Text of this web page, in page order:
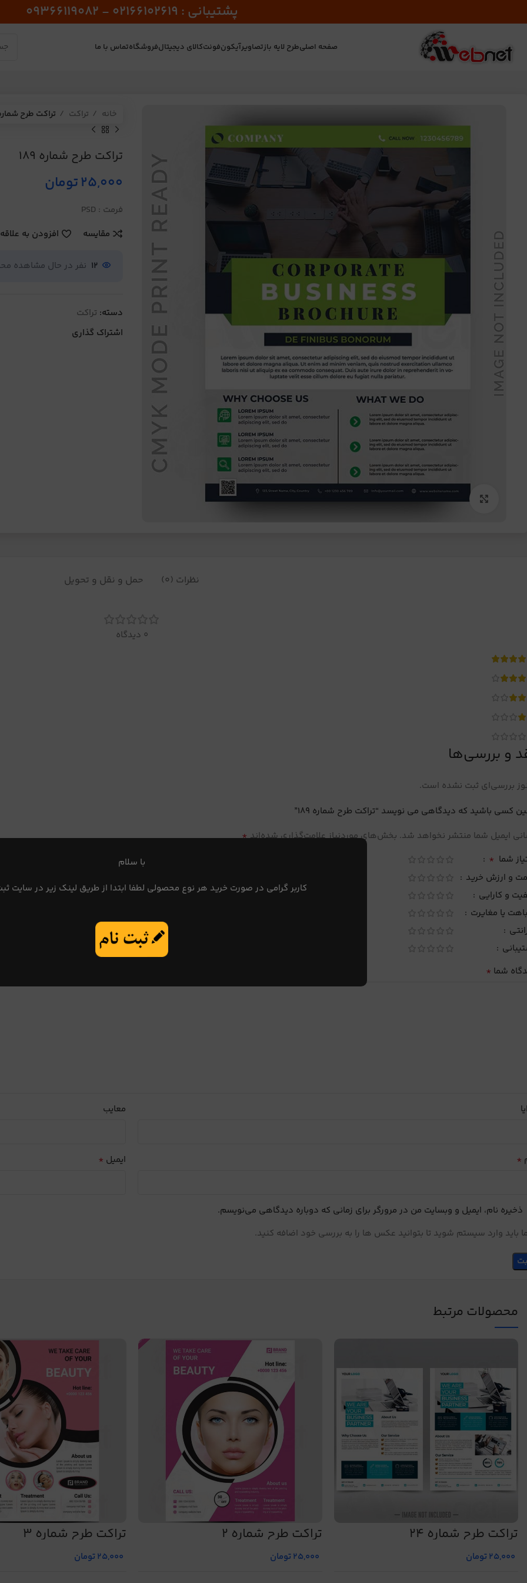
با سلام
کاربر گرامی در صورت خرید هر نوع محصولی لطفا ابتدا از طریق لینک زیر در سایت
پشتیبانی : 02166102619 - 09366119082
صفحه اصلیطرح لایه بازتصاویرآیکونفونتکالای دیجیتالفروشگاهتماس با ما
خانه تراکت تراکت طرح شماره
تراکت طرح شماره 189
25,000تومان
فرمت : PSD
مقایسه
افزودن به
12 نفر در حال مشاهده
دسته: تراکت
اشتراک گذاری
نظرات (0) حمل و نقل و تحویل
0 دیدگاه
و بررسی‌ها
بررسی‌ای ثبت نشده است.
کسی باشید که دیدگاهی می نویسد “تراکت طرح شماره 189”
ایمیل شما منتشر نخواهد شد. بخش‌های موردنیاز علامت‌گذاری شده‌اند*
شما *
و ارزش خرید
و کارایی
یا مغایرت
شما *
معایب
* ایمیل *
ذخیره نام، ایمیل و وبسایت من در مرورگر برای زمانی که دوباره دیدگاهی می‌نویسم.
باید وارد سیستم شوید تا بتوانید عکس ها را به بررسی خود اضافه کنید.
محصولات مرتبط
تراکت طرح شماره 24
25,000تومان
تراکت طرح شماره 2
25,000تومان
تراکت طرح شماره 3
25,000تومان